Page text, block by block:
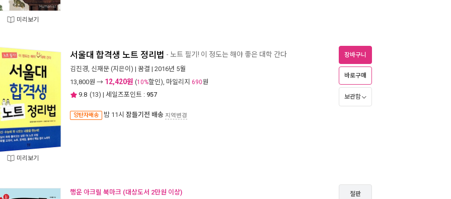
미리보기
미리보기
서울대 합격생 노트 정리법 - 노트 필기! 이 정도는 해야 좋은 대학 간다
김진경, 신재문 (지은이) | 꿈결 | 2016년 5월
13,800원 → 12,420원 (10%할인), 마일리지 690원
9.8 (13) | 세일즈포인트 : 957
양탄자배송 밤 11시 잠들기전 배송 지역변경
장바구니
바로구매
보관함
행운 아크릴 북마크 (대상도서 2만원 이상) 절판